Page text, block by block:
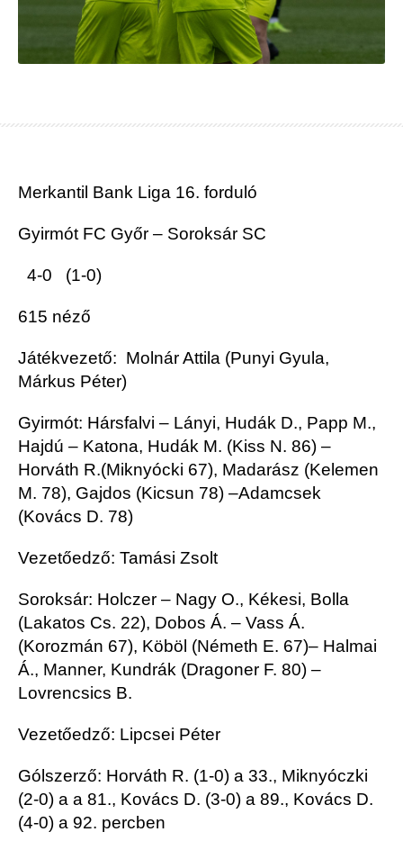
Merkantil Bank Liga 16. forduló
Gyirmót FC Győr – Soroksár SC
4-0 (1-0)
615 néző
Játékvezető: MolnárAttila (Punyi Gyula,
Márkus Péter)
Gyirmót: Hársfalvi – Lányi, Hudák D., Papp M.,
Hajdú – Katona, Hudák M. (Kiss N. 86) –
Horváth R.(Miknyócki 67), Madarász (Kelemen
M. 78), Gajdos (Kicsun 78) –Adamcsek
(Kovács D. 78)
Vezetőedző: Tamási Zsolt
Soroksár: Holczer – Nagy O., Kékesi, Bolla
(Lakatos Cs. 22), Dobos Á. – Vass Á.
(Korozmán 67), Köböl (Németh E. 67)– Halmai
Á., Manner, Kundrák (Dragoner F. 80) –
Lovrencsics B.
Vezetőedző: Lipcsei Péter
Gólszerző: Horváth R. (1-0) a 33., Miknyóczki
(2-0) a a 81., Kovács D. (3-0) a 89., Kovács D.
(4-0) a 92. percben